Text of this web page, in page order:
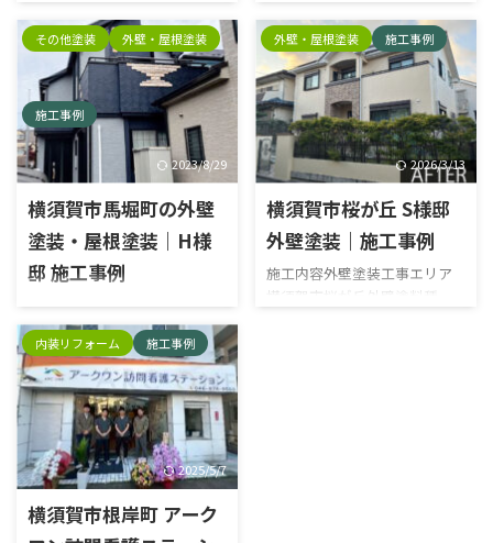
イントパーフェクトベスト 施
工前 施工中 高圧洗浄 高圧洗浄
タスペーサー 下塗り 下塗り 中
塗り 中塗り 上塗り 上塗り 施工
後
塗装工事エリア横須賀市武外
壁塗料種類：日本ペイント塗
料名：グランセラトップ屋根
塗料種類：日本ペイント塗料
名：グランセラベスト遮熱色
品番1階15-40H 2階69-40D 帯N-
90 屋根 ダークグレー 施工前
施工中 高圧洗浄 高圧洗浄 屋根
下塗り タスペーサー 補修 屋根
中塗り 屋根上塗り 既存シーリ
ング撤去 既存シーリング撤去
プライマー塗布 充填 ヘラ押さ
その他塗装 外壁・屋根塗装
施工事例
2023/8/29
横須賀市馬堀町の外壁
塗装・屋根塗装｜H様
邸 施工事例
施工内容外壁塗装工事, 屋根塗
装工事, シーリング工事エリア
横須賀市馬堀外壁塗料種類：
ラジカル塗料塗料名：日本ペ
イントパーフェクトトップ屋根
塗料種類：ラジカル塗料塗料
名：日本ペイントパーフェクト
ベスト 施工前 霧よけ庇 外壁ク
ラック 屋根クラック シャッタ
ーボックス 雨戸 雨樋 外壁 屋根
施工中 高圧洗浄 補修 タスペー
外壁・屋根塗装 施工事例
2026/3/13
横須賀市桜が丘 S様邸
外壁塗装｜施工事例
施工内容外壁塗装工事エリア
横須賀市桜が丘外壁塗料種
内装リフォーム 施工事例
2025/5/7
横須賀市根岸町 アーク